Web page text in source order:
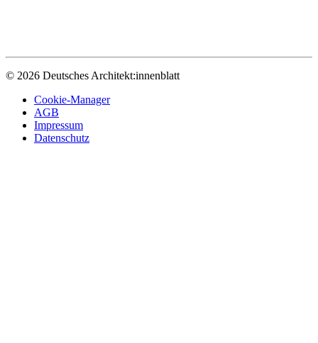
© 2026 Deutsches Architekt:innenblatt
Cookie-Manager
AGB
Impressum
Datenschutz